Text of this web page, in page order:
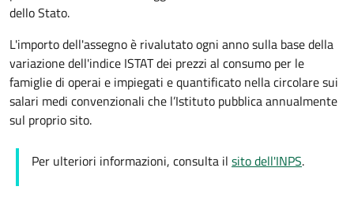
dello Stato.
L'importo dell'assegno è rivalutato ogni anno sulla base della
variazione dell'indice ISTAT dei prezzi al consumo per le
famiglie di operai e impiegati e quantificato nella circolare sui
salari medi convenzionali che l’Istituto pubblica annualmente
sul proprio sito.
Per ulteriori informazioni, consulta il sito dell'INPS.